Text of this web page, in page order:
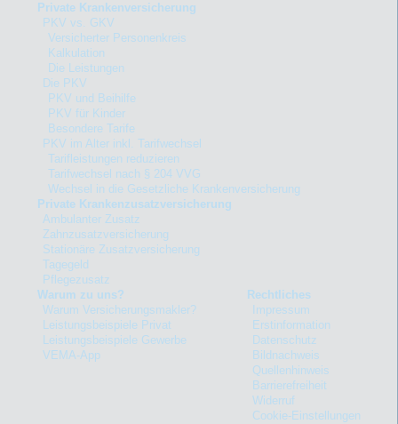
Private Krankenversicherung
PKV vs. GKV
Versicherter Personenkreis
Kalkulation
Die Leistungen
Die PKV
PKV und Beihilfe
PKV für Kinder
Besondere Tarife
PKV im Alter inkl. Tarifwechsel
Tarifleistungen reduzieren
Tarifwechsel nach § 204 VVG
Wechsel in die Gesetzliche Krankenversicherung
Private Krankenzusatzversicherung
Ambulanter Zusatz
Zahnzusatzversicherung
Stationäre Zusatzversicherung
Tagegeld
Pflegezusatz
Warum zu uns?
Warum Versicherungsmakler?
Leistungsbeispiele Privat
Leistungsbeispiele Gewerbe
VEMA-App
Rechtliches
Impressum
Erstinformation
Datenschutz
Bildnachweis
Quellenhinweis
Barrierefreiheit
Widerruf
Cookie-Einstellungen